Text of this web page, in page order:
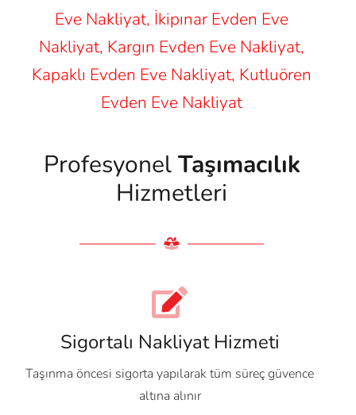
Eve Nakliyat, İkipınar Evden Eve
Nakliyat, Kargın Evden Eve Nakliyat,
Kapaklı Evden Eve Nakliyat, Kutluören
Evden Eve Nakliyat
ProfesyonelTaşımacılık
Hizmetleri
Sigortalı Nakliyat Hizmeti
Taşınma öncesi sigorta yapılarak tüm süreç güvence
altına alınır